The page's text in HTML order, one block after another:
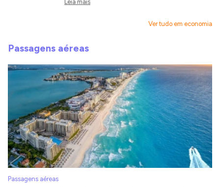
Leia mais
Ver tudo em economia
Passagens aéreas
Passagens aéreas